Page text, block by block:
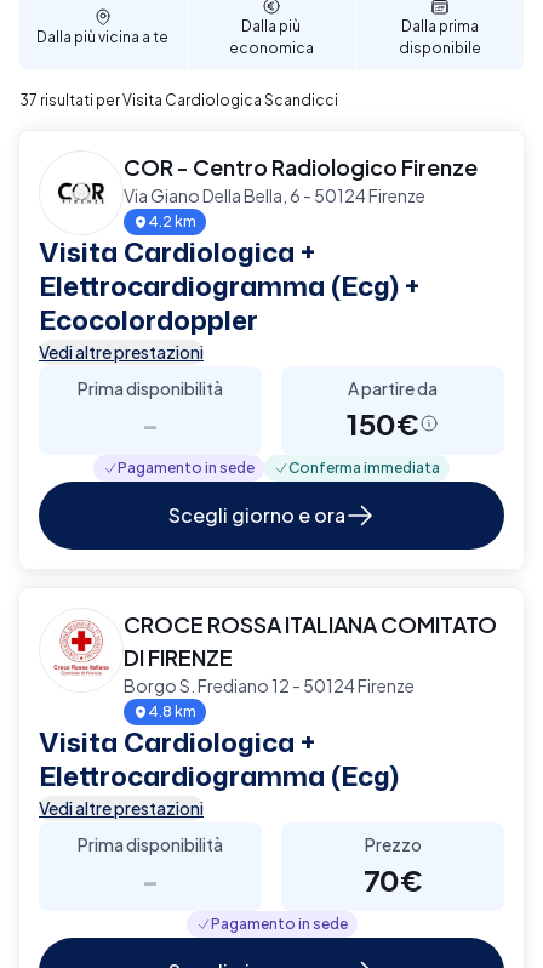
per garantire un supporto diagnostico completo e
affidabile per la tua salute cardiaca a Scandicci.
Dalla più vicina a te
Dalla più
economica
Dalla prima
disponibile
37 risultati per Visita Cardiologica Scandicci
COR - Centro Radiologico Firenze
Via Giano Della Bella, 6 - 50124 Firenze
4.2 km
Visita Cardiologica +
Elettrocardiogramma (Ecg) +
Ecocolordoppler
Vedi altre prestazioni
Prima disponibilità
-
A partire da
150€
Pagamento in sede Conferma immediata
Scegli giorno e ora
CROCE ROSSA ITALIANA COMITATO
DI FIRENZE
Borgo S. Frediano 12 - 50124 Firenze
4.8 km
Visita Cardiologica +
Elettrocardiogramma (Ecg)
Vedi altre prestazioni
Prima disponibilità
-
Prezzo
70€
Pagamento in sede